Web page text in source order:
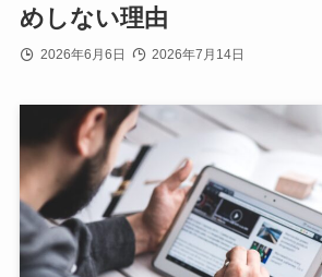
めしない理由
2026年6月6日 2026年7月14日